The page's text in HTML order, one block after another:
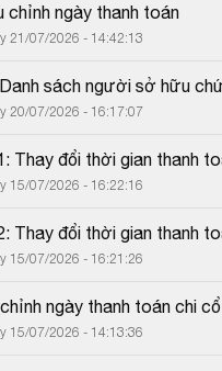
chỉnh ngày thanh toán
21/07/2026 - 14:42:13
sách người sở hữu
20/07/2026 - 16:17:07
Thay đổi thời gian thanh
15/07/2026 - 16:22:16
Thay đổi thời gian thanh
15/07/2026 - 16:21:26
ngày thanh toán chi
15/07/2026 - 14:13:36